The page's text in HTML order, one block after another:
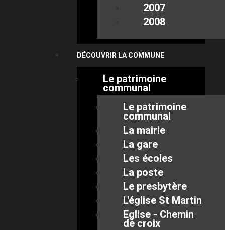
2007
2008
DÉCOUVRIR LA COMMUNE
Le patrimoine
communal
Le patrimoine
communal
La mairie
La gare
Les écoles
La poste
Le presbytère
L'église St Martin
Eglise - Chemin
de croix